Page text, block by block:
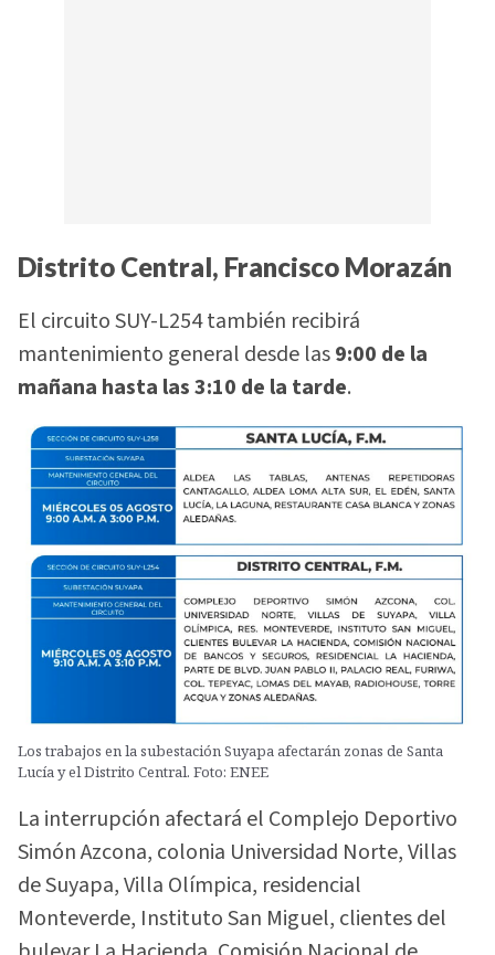
Distrito Central, Francisco Morazán
El circuito SUY-L254 también recibirá
mantenimiento general desde las9:00 de la
mañana hasta las 3:10 de la tarde.
Los trabajos en la subestación Suyapa afectarán zonas de Santa
Lucía y el Distrito Central. Foto: ENEE
La interrupción afectará el Complejo Deportivo
Simón Azcona, colonia Universidad Norte, Villas
de Suyapa, Villa Olímpica, residencial
Monteverde, Instituto San Miguel, clientes del